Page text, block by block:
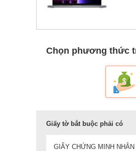
Chọn phương thức
Giấy tờ bắt buộc phải có
GIẤY CHỨNG MINH NHÂN